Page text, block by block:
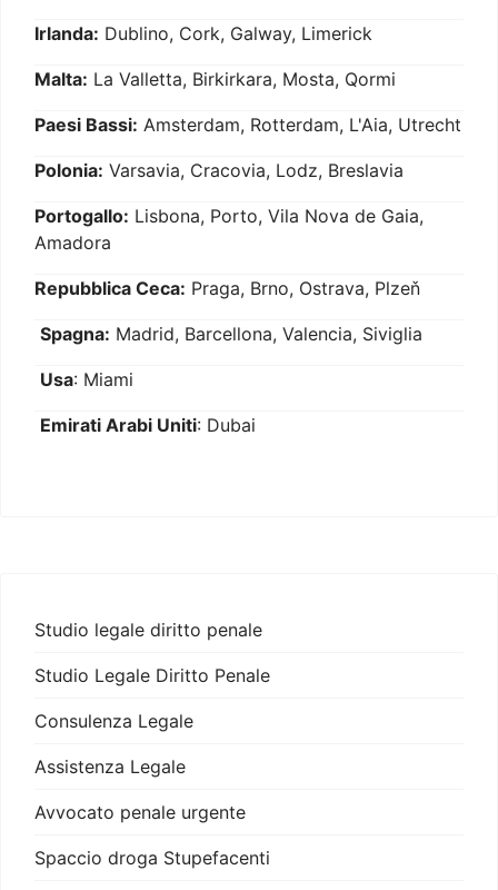
Irlanda: Dublino, Cork, Galway, Limerick
Malta: La Valletta, Birkirkara, Mosta, Qormi
Paesi Bassi: Amsterdam, Rotterdam, L'Aia, Utrecht
Polonia: Varsavia, Cracovia, Lodz, Breslavia
Portogallo: Lisbona, Porto, Vila Nova de Gaia,
Amadora
Repubblica Ceca: Praga, Brno, Ostrava, Plzeň
Spagna: Madrid, Barcellona, Valencia, Siviglia
Usa: Miami
Emirati Arabi Uniti: Dubai
Studio legale diritto penale
Studio Legale Diritto Penale
Consulenza Legale
Assistenza Legale
Avvocato penale urgente
Spaccio droga Stupefacenti